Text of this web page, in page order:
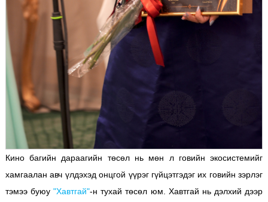
Кино багийн дараагийн төсөл нь мөн л говийн экосистемийг
хамгаалан авч үлдэхэд онцгой үүрэг гүйцэтгэдэг их говийн зэрлэг
тэмээ буюу"Хавтгай"-н тухай төсөл юм. Хавтгай нь дэлхий дээр